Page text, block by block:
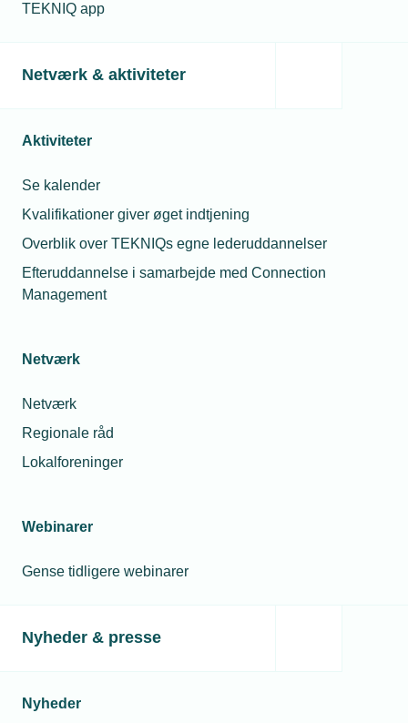
TEKNIQ app
Netværk & aktiviteter
Aktiviteter
Se kalender
Kvalifikationer giver øget indtjening
Overblik over TEKNIQs egne lederuddannelser
Efteruddannelse i samarbejde med Connection
Management
Netværk
Netværk
Regionale råd
Lokalforeninger
Webinarer
Gense tidligere webinarer
Nyheder & presse
Nyheder